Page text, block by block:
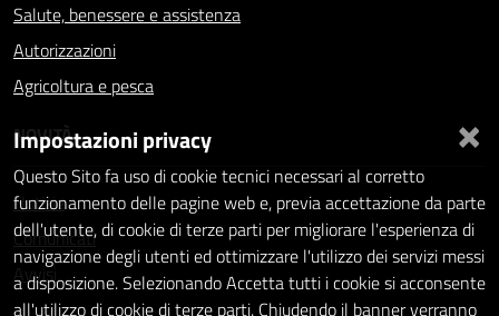
Salute, benessere e assistenza
Autorizzazioni
Agricoltura e pesca
NOVITÀ
Notizie
Comunicati
Avvisi
×
Impostazioni privacy
Questo Sito fa uso di cookie tecnici necessari al corretto
funzionamento delle pagine web e, previa accettazione da parte
dell'utente, di cookie di terze parti per migliorare l'esperienza di
navigazione degli utenti ed ottimizzare l'utilizzo dei servizi messi
a disposizione. Selezionando Accetta tutti i cookie si acconsente
all'utilizzo di cookie di terze parti. Chiudendo il banner verranno